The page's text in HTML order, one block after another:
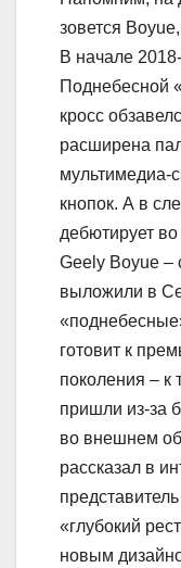
зовется
В начале
Поднебесной
кросс
расширена
мультимедиа-
кнопок. А в
дебютирует
Geely Boyue –
выложили в
готовит к
поколения –
пришли из-за
во внешнем
рассказал в
«глубокий
новым